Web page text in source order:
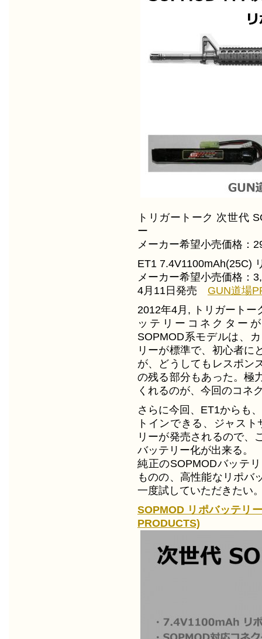
トリガートーク 次世代
ー
メーカー希望小売価格：
ET1 7.4V1100mAh(25C)
メーカー希望小売価格：
4月11日発売 GUN道場
2012年4月, トリガートー
ッテリーコネクター
SOPMOD系モデルは、
リーが標準で、初心者に
が、どうしてもレスポン
の残る部分もあった。極
くれるのが、今回のコネ
さらに今回、ET1からも
トインできる、ジャス
リーが発売されるので、
バッテリー化が出来る。
純正のSOPMODバッテ
ものの、高性能なリポバ
一度試していただきたい
SOPMOD リポバッテリ
PRODUCTS)